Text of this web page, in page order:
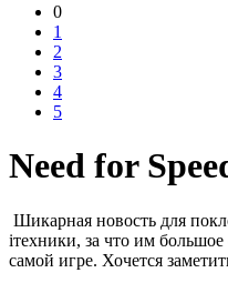
0
1
2
3
4
5
Need for
Шикарная новость для
iтехники, за что им большое
самой игре. Хочется